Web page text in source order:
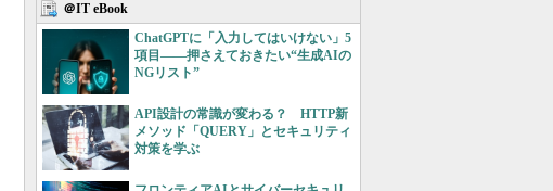
＠IT eBook
ChatGPTに「入力してはいけない」5
項目――押さえておきたい“生成AIの
NGリスト”
API設計の常識が変わる？ HTTP新
メソッド「QUERY」とセキュリティ
対策を学ぶ